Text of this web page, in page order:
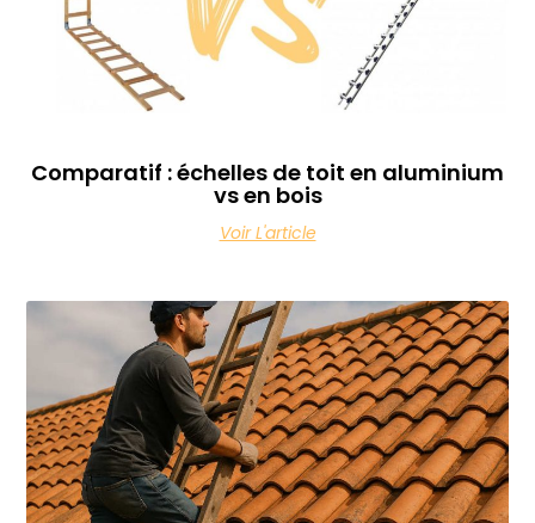
Comparatif : échelles de toit en aluminium
vs en bois
Voir L'article